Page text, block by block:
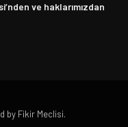
ve haklarımızdan
by Fikir Meclisi.